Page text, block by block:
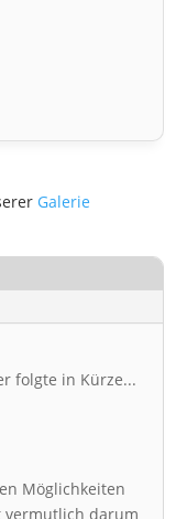
Galerie
folgte in Kürze...
Möglichkeiten
vermutlich darum